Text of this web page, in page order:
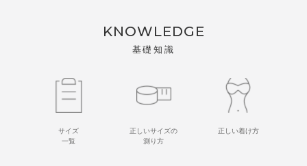
KNOWLEDGE
基礎知識
サイズ
一覧
正しいサイズの
測り方
正しい着け方